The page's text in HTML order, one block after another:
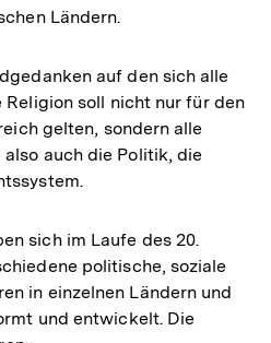
Ländern.
auf den sich alle
Religion soll nicht nur für den
gelten, sondern alle
auch die Politik, die
sich im Laufe des 20.
politische, soziale
in einzelnen Ländern und
und entwickelt. Die